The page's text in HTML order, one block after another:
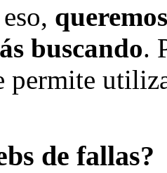
buscando.
permite
de fallas?